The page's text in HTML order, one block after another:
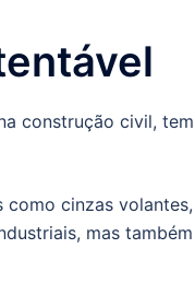
construção civil,
cinzas
mas